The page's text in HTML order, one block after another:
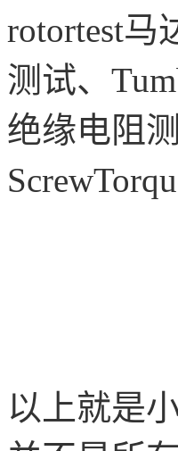
rotortest马
测试、
绝缘电阻
以上就是